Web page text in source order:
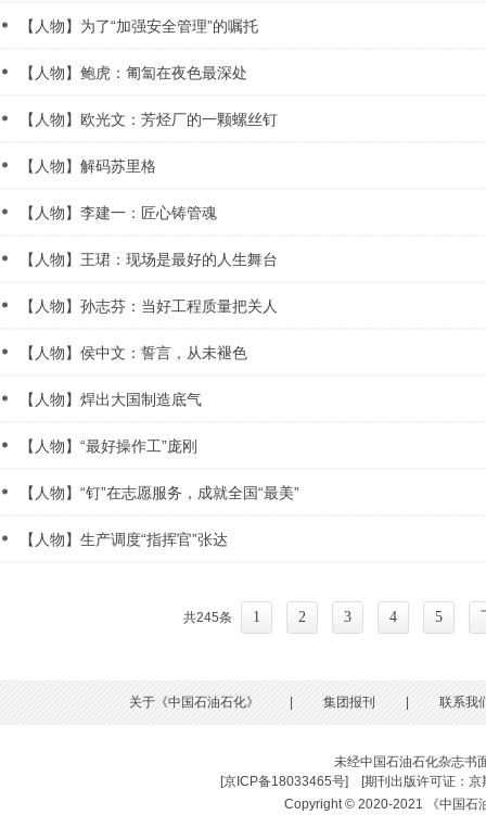
【人物】为了“加强安全管理”的嘱托
【人物】鲍虎：匍匐在夜色最深处
【人物】欧光文：芳烃厂的一颗螺丝钉
【人物】解码苏里格
【人物】李建一：匠心铸管魂
【人物】王珺：现场是最好的人生舞台
【人物】孙志芬：当好工程质量把关人
【人物】侯中文：誓言，从未褪色
【人物】焊出大国制造底气
【人物】“最好操作工”庞刚
【人物】“钉”在志愿服务，成就全国“最美”
【人物】生产调度“指挥官”张达
共245条 1 2 3 4 5
关于《中国石油石化》 集团报刊 联系我
未经中国石油石化杂志书
[京ICP备18033465号] [期刊出版许可证：
Copyright © 2020-2021 《中国石